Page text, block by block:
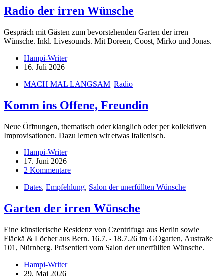
Radio der irren Wünsche
Gespräch mit Gästen zum bevorstehenden Garten der irren
Wünsche. Inkl. Livesounds. Mit Doreen, Coost, Mirko und Jonas.
Hampi-Writer
16. Juli 2026
MACH MAL LANGSAM, Radio
Komm ins Offene, Freundin
Neue Öffnungen, thematisch oder klanglich oder per kollektiven
Improvisationen. Dazu lernen wir etwas Italienisch.
Hampi-Writer
17. Juni 2026
2 Kommentare
Dates, Empfehlung, Salon der unerfüllten Wünsche
Garten der irren Wünsche
Eine künstlerische Residenz von Czentrifuga aus Berlin sowie
Fläckä & Löcher aus Bern. 16.7. - 18.7.26 im GOgarten, Austraße
101, Nürnberg. Präsentiert vom Salon der unerfüllten Wünsche.
Hampi-Writer
29. Mai 2026